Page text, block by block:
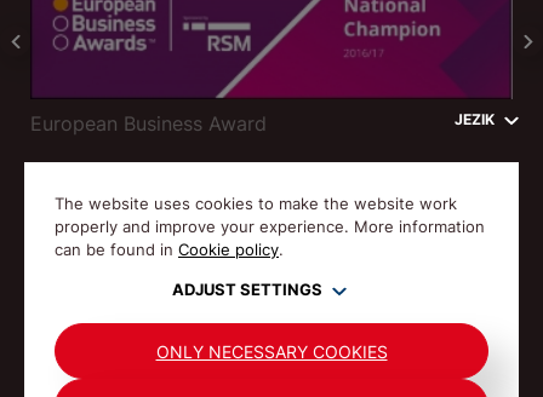
JEZIK
The website uses cookies to make the website work
properly and improve your experience. More information
can be found in Cookie policy.
ADJUST SETTINGS
ONLY NECESSARY COOKIES
European Business Award
© Gostol TST 1992-2026 Sva prava pridržana.